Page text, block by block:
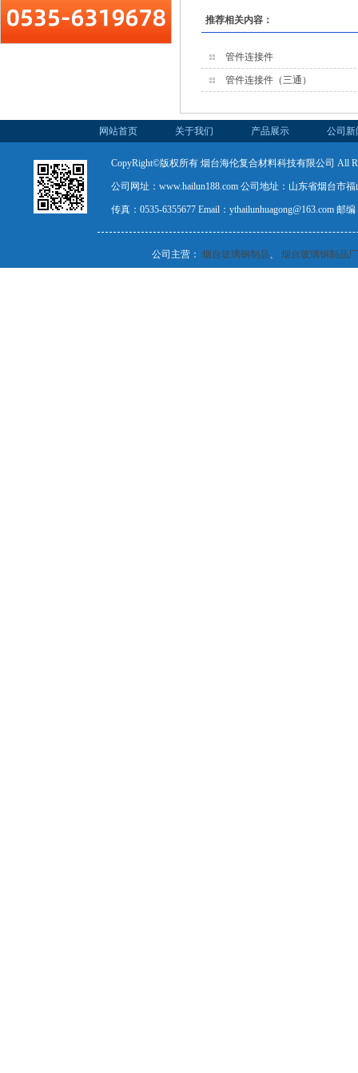
推荐相关内容：
管件连接件
管件连接件（三通）
网站首页 关于我们 产品展示 公司新
CopyRight©版权所有 烟台海伦复合材料科技有限公司 All
公司网址：www.hailun188.com 公司地址：山东省烟台市
传真：0535-6355677 Email：ythailunhuagong@163.com 邮
公司主营： 烟台玻璃钢制品、 烟台玻璃钢制品厂